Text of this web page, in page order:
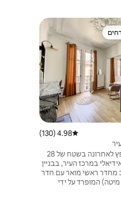
על ידי אורחים
דירוג ממוצע של 4.98 מתוך 5, 130 ביקורות
4.98 (130)
סטודיו מקסים ששופץ לאחרונה בשטח של 28
במרכז העיר, בבניין
מחדר ראשי מואר עם חדר
שינה נוח (140x190 מיטה) המופרד על ידי
אידיאלי לגילוי
(מסווג אונסק"ו)